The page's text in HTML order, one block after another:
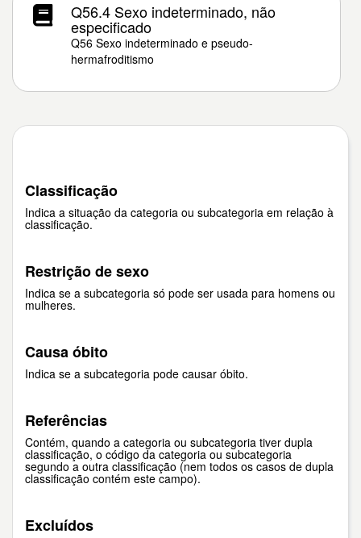
Q56.4 Sexo indeterminado, não
especificado
Q56 Sexo indeterminado e pseudo-
hermafroditismo
Classificação
Indica a situação da categoria ou subcategoria em relação à
classificação.
Restrição de sexo
Indica se a subcategoria só pode ser usada para homens ou
mulheres.
Causa óbito
Indica se a subcategoria pode causar óbito.
Referências
Contém, quando a categoria ou subcategoria tiver dupla
classificação, o código da categoria ou subcategoria
segundo a outra classificação (nem todos os casos de dupla
classificação contém este campo).
Excluídos